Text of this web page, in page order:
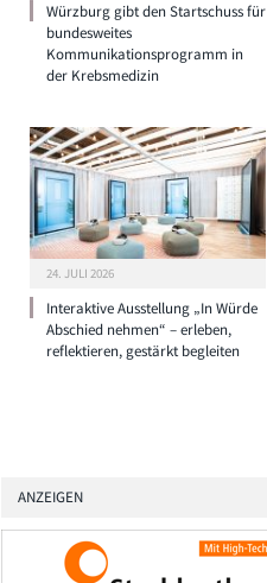
Würzburg gibt den Startschuss für
bundesweites
Kommunikationsprogramm in
der Krebsmedizin
24. JULI 2026
Interaktive Ausstellung „In Würde
Abschied nehmen“ – erleben,
reflektieren, gestärkt begleiten
ANZEIGEN